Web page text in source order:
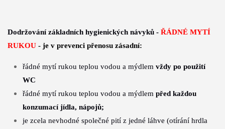
Dodržování základních hygienických návyků - ŘÁDNÉ MYTÍ
RUKOU - je v prevenci přenosu zásadní:
řádné mytí rukou teplou vodou a mýdlem vždy po použití
WC
řádné mytí rukou teplou vodou a mýdlem před každou
konzumací jídla, nápojů;
je zcela nevhodné společné pití z jedné láhve (otírání hrdla